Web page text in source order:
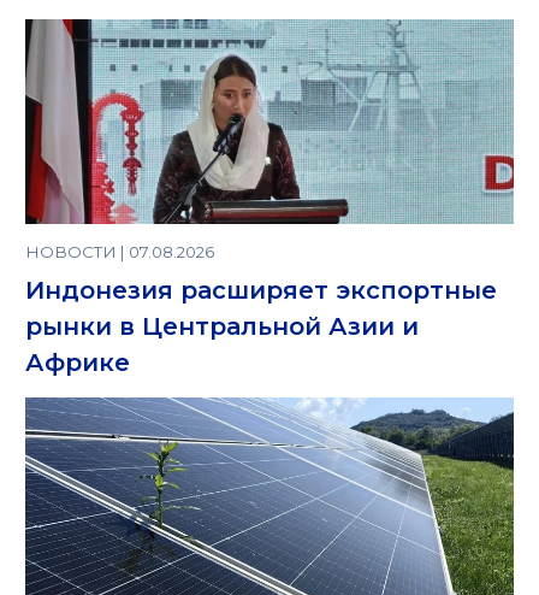
НОВОСТИ | 07.08.2026
Индонезия расширяет экспортные
рынки в Центральной Азии и
Африке